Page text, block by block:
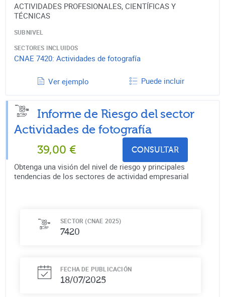
ACTIVIDADES PROFESIONALES, CIENTÍFICAS Y
TÉCNICAS
SUBNIVEL
SECTORES INCLUIDOS
CNAE 7420: Actividades de fotografía
Ver ejemplo Puede incluir
Informe de Riesgo del sector
Actividades de fotografía
39,00 € CONSULTAR
Obtenga una visión del nivel de riesgo y principales
tendencias de los sectores de actividad empresarial
SECTOR (CNAE 2025)
7420
FECHA DE PUBLICACIÓN
18/07/2025